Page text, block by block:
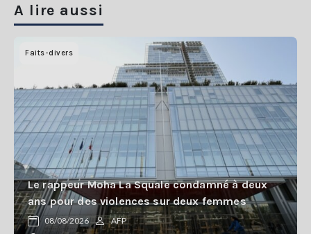
A lire aussi
Faits-divers
Le rappeur Moha La Squale condamné à deux
ans pour des violences sur deux femmes
08/08/2026
AFP